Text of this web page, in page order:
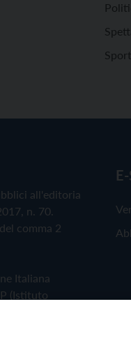
Sport
all'editoria
n. 70.
comma 2
Italiana
(Istituto